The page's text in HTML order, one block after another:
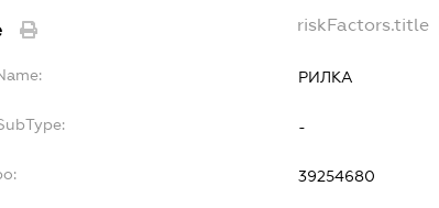
riskFactors.title
РИЛКА
-
39254680